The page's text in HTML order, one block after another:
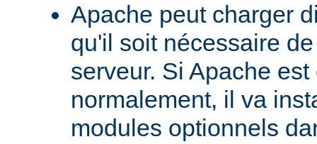
Apache peut charger
qu'il soit nécessaire
serveur. Si Apache
normalement, il va
modules optionnels